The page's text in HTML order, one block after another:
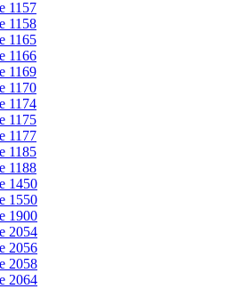
1157
1158
1165
1166
1169
1170
1174
1175
1177
1185
1188
1450
1550
1900
2054
2056
2058
2064